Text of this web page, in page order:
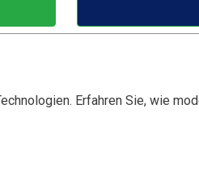
Erfahren Sie, wie